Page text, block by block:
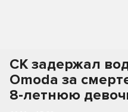
СК задержал
Omoda за
8-летнюю